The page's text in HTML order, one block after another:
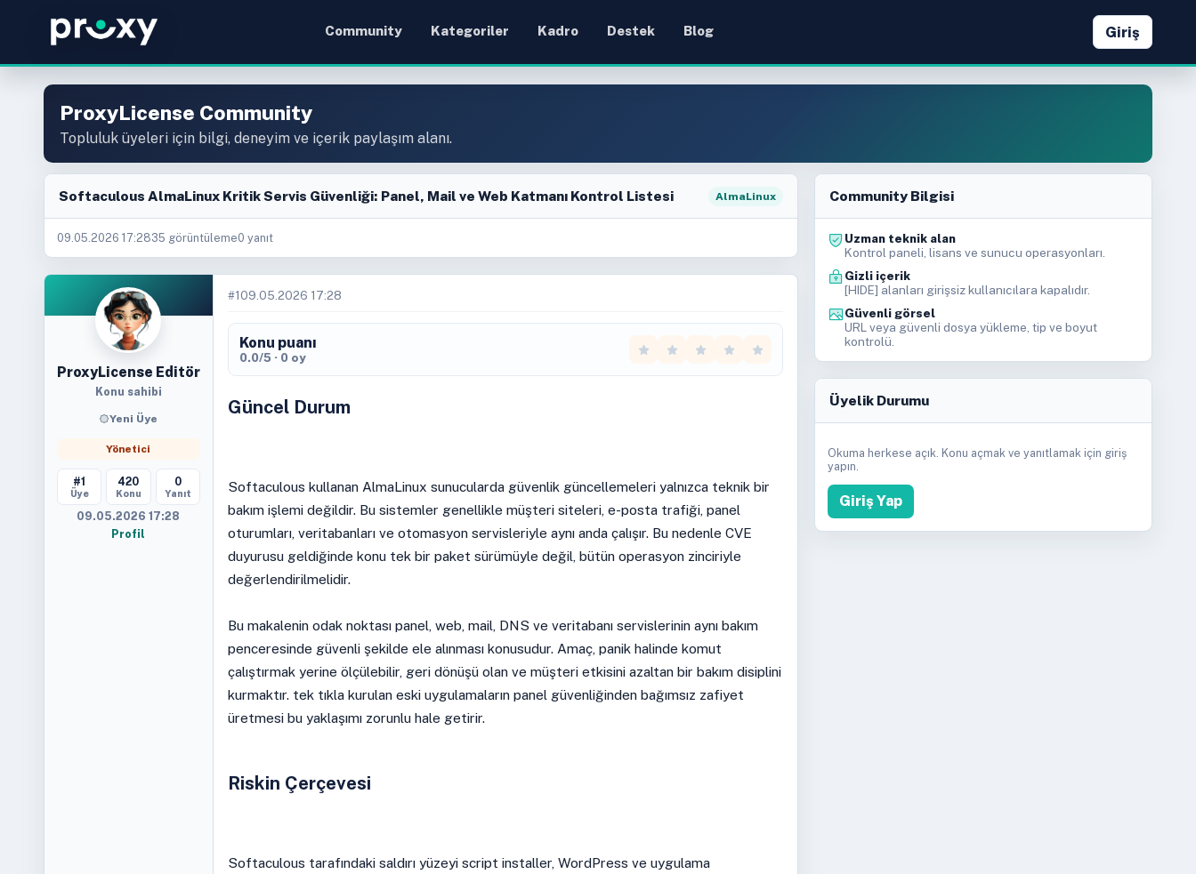
Community Kategoriler Kadro Destek Blog Giriş
ProxyLicense Community
Topluluk üyeleri için bilgi, deneyim ve içerik paylaşım alanı.
Softaculous AlmaLinux Kritik Servis Güvenliği: Panel, Mail ve Web Katmanı Kontrol Listesi AlmaLinux
09.05.2026 17:2835 görüntüleme0 yanıt
ProxyLicense Editör
Konu sahibi
Yeni Üye
Yönetici
#1
Üye
420
Konu
0
Yanıt
09.05.2026 17:28
Profil
#1 09.05.2026 17:28
Konu puanı
0.0/5 · 0 oy
Güncel Durum
Softaculous kullanan AlmaLinux sunucularda güvenlik güncellemeleri yalnızca teknik bir
bakım işlemi değildir. Bu sistemler genellikle müşteri siteleri, e-posta trafiği, panel
oturumları, veritabanları ve otomasyon servisleriyle aynı anda çalışır. Bu nedenle CVE
duyurusu geldiğinde konu tek bir paket sürümüyle değil, bütün operasyon zinciriyle
değerlendirilmelidir.
Bu makalenin odak noktası panel, web, mail, DNS ve veritabanı servislerinin aynı bakım
penceresinde güvenli şekilde ele alınması konusudur. Amaç, panik halinde komut
çalıştırmak yerine ölçülebilir, geri dönüşü olan ve müşteri etkisini azaltan bir bakım disiplini
kurmaktır. tek tıkla kurulan eski uygulamaların panel güvenliğinden bağımsız zafiyet
üretmesi bu yaklaşımı zorunlu hale getirir.
Riskin Çerçevesi
Softaculous tarafındaki saldırı yüzeyi script installer, WordPress ve uygulama
Community Bilgisi
Uzman teknik alan
Kontrol paneli, lisans ve sunucu operasyonları.
Gizli içerik
[HIDE] alanları girişsiz kullanıcılara kapalıdır.
Güvenli görsel
URL veya güvenli dosya yükleme, tip ve boyut
kontrolü.
Üyelik Durumu
Okuma herkese açık. Konu açmak ve yanıtlamak için giriş
yapın.
Giriş Yap